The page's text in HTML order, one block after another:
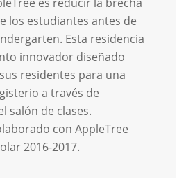
los estudiantes antes de
Esta residencia
innovador diseñado
residentes para una
a través de
salón de clases.
con AppleTree
2016-2017.